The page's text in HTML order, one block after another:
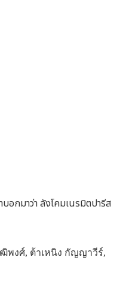
อกมาว่า ลังโคมเนรมิตปารีส
พงศ์, ต้าเหนิง กัญญาวีร์,